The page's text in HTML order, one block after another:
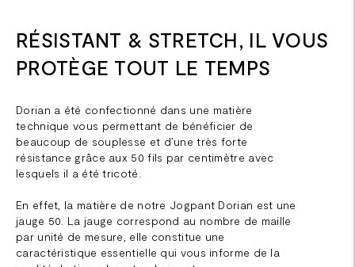
RÉSISTANT & STRETCH, IL VOUS
PROTÈGE TOUT LE TEMPS
Dorian a été confectionné dans une matière
technique vous permettant de bénéficier de
beaucoup de souplesse et d’une très forte
résistance grâce aux 50 fils par centimètre avec
lesquels il a été tricoté.
En effet, la matière de notre Jogpant Dorian est une
jauge 50. La jauge correspond au nombre de maille
par unité de mesure, elle constitue une
caractéristique essentielle qui vous informe de la